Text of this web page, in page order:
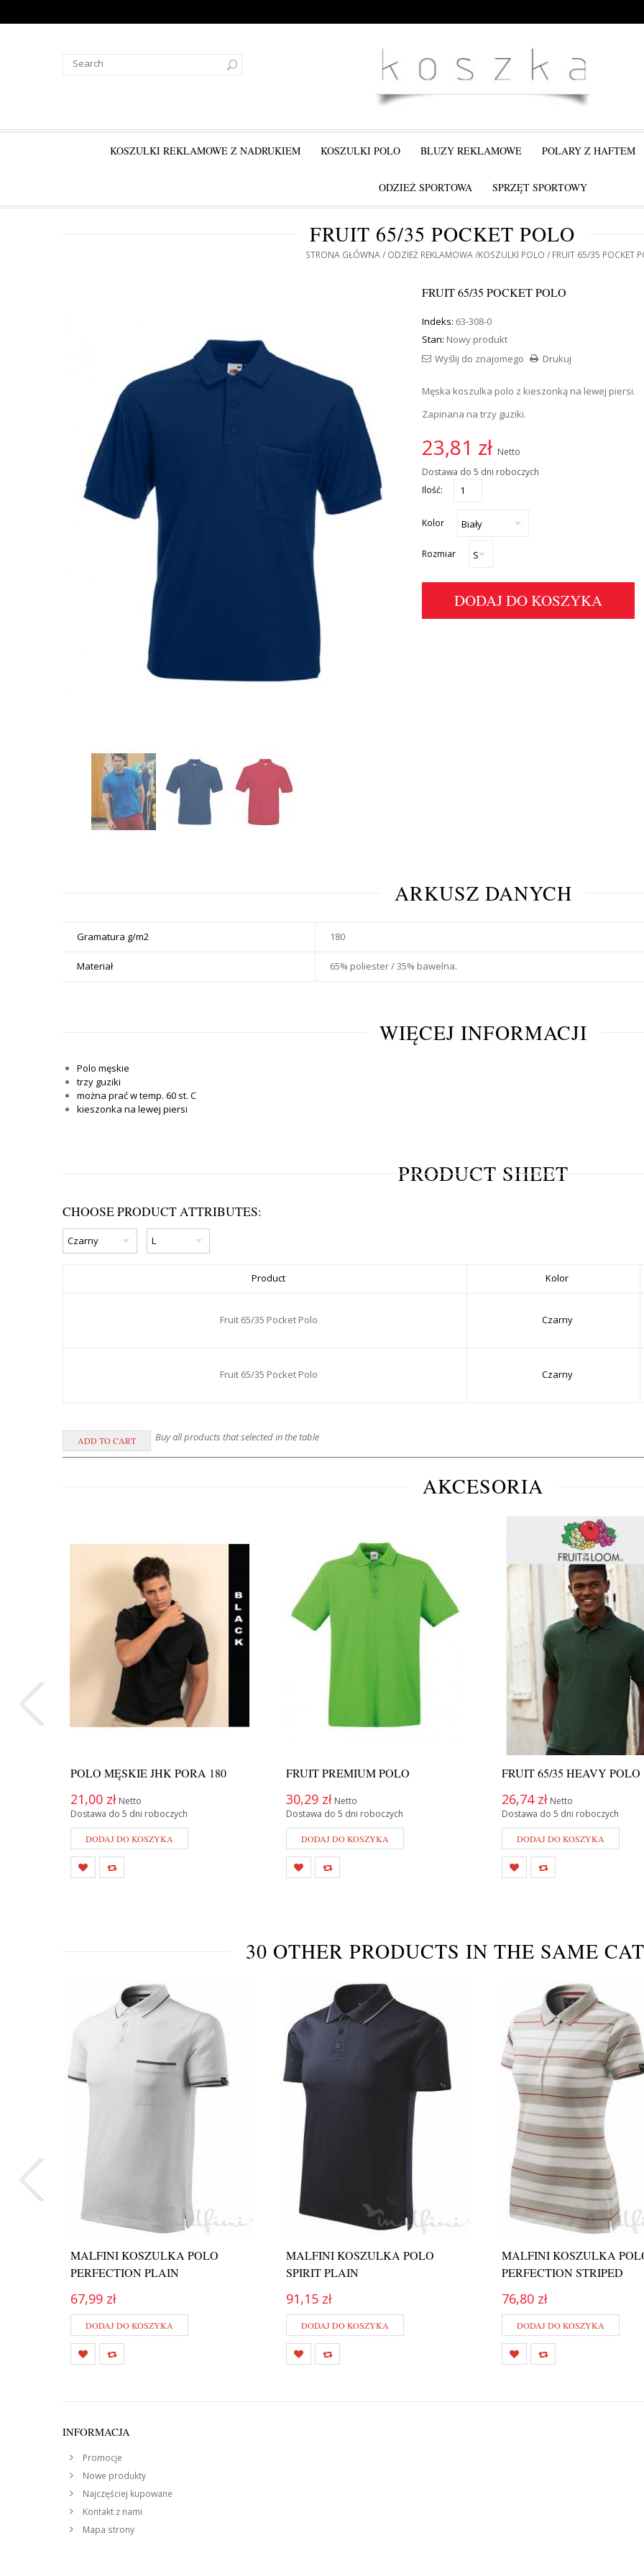
KOSZULKI REKLAMOWE Z NADRUKIEM KOSZULKI POLO BLUZY REKLAMOWE POLARY Z HAFTEM
ODZIEŻ SPORTOWA SPRZĘT SPORTOWY
FRUIT 65/35 POCKET POLO
STRONA GŁÓWNA ODZIEŻ REKLAMOWA KOSZULKI POLO FRUIT 65/35 POCKET
FRUIT 65/35 POCKET POLO
Indeks: 63-308-0
Stan: Nowy produkt
Drukuj
Wyślij do znajomego
Męska koszulka polo z kieszonką na lewej piersi.
Zapinana na trzy guziki.
23,81 zł Netto
Dostawa do 5 dni roboczych
Ilość:
Kolor
Rozmiar
DODAJ DO KOSZYKA
ARKUSZ DANYCH
Gramatura g/m2 180
Materiał 65% poliester / 35% bawelna.
WIĘCEJ INFORMACJI
Polo męskie
trzy guziki
można prać w temp. 60 st. C
kieszonka na lewej piersi
PRODUCT SHEET
CHOOSE PRODUCT ATTRIBUTES:
Product Kolor
Fruit 65/35 Pocket Polo Czarny
Fruit 65/35 Pocket Polo Czarny
Buy all products that selected in the table
AKCESORIA
POLO MĘSKIE JHK PORA 180
21,00 zł Netto
Dostawa do 5 dni roboczych
DODAJ DO KOSZYKA
FRUIT PREMIUM POLO
30,29 zł Netto
Dostawa do 5 dni roboczych
DODAJ DO KOSZYKA
FRUIT 65/35 HEAVY POLO
26,74 zł Netto
Dostawa do 5 dni roboczych
DODAJ DO KOSZYKA
30 OTHER PRODUCTS IN THE SAME
MALFINI KOSZULKA POLO
PERFECTION PLAIN
67,99 zł
DODAJ DO KOSZYKA
MALFINI KOSZULKA POLO
SPIRIT PLAIN
91,15 zł
DODAJ DO KOSZYKA
MALFINI KOSZULKA
PERFECTION STRIPED
76,80 zł
DODAJ DO KOSZYKA
INFORMACJA
Promocje
Nowe produkty
Najczęściej kupowane
Kontakt z nami
Mapa strony